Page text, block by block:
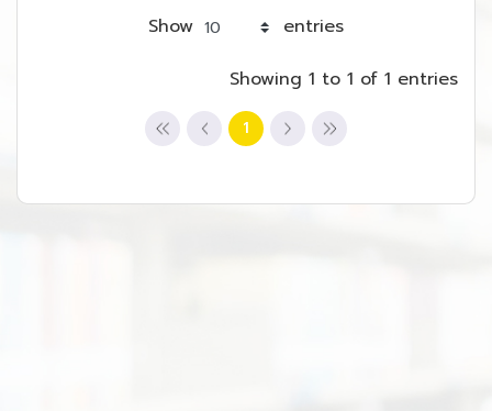
Show
entries
Showing 1 to 1 of 1 entries
1